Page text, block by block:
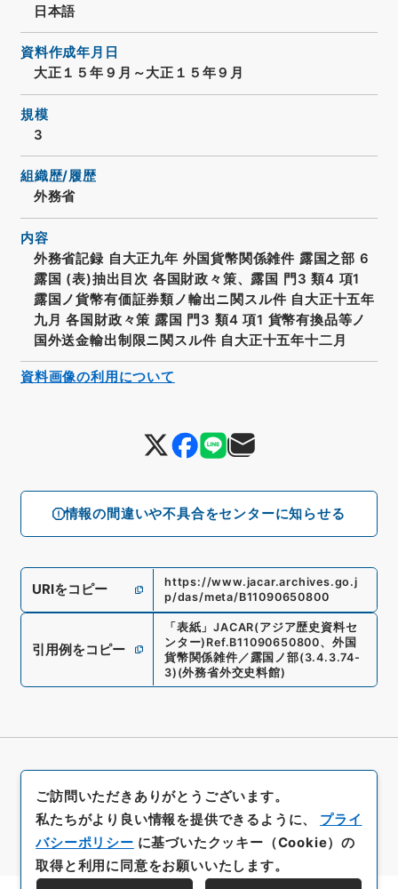
情報の間違いや不具合をセンターに知らせる
日本語
資料作成年月日
大正１５年９月～大正１５年９月
規模
3
組織歴/履歴
外務省
内容
外務省記録 自大正九年 外国貨幣関係雑件 露国之部 6
露国 (表)抽出目次 各国財政々策、露国 門3 類4 項1
露国ノ貨幣有価証券類ノ輸出ニ関スル件 自大正十五年
九月 各国財政々策 露国 門3 類4 項1 貨幣有換品等ノ
国外送金輸出制限ニ関スル件 自大正十五年十二月
URIをコピー
https://www.jacar.archives.go.j
p/das/meta/B11090650800
引用例をコピー
「表紙 」JACAR(アジア歴史資料セ
ンター) Ref.B11090650800、 外国
貨幣関係雑件／露国ノ部(3.4.3.74-
3) (外務省外交史料館)
資料画像の利用について
ご訪問いただきありがとうございます。
私たちがより良い情報を提供できるように、 プライ
バシーポリシー に基づいたクッキー（Cookie）の
取得と利用に同意をお願いいたします。